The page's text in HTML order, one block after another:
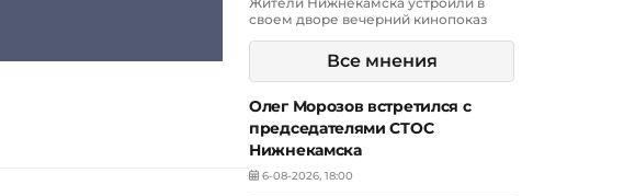
своем дворе вечерний кинопоказ
Все мнения
Олег Морозов встретился с
председателями СТОС
Нижнекамска
6-08-2026, 18:00